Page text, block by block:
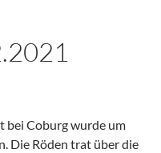
bei Coburg wurde um
Die Röden trat über die